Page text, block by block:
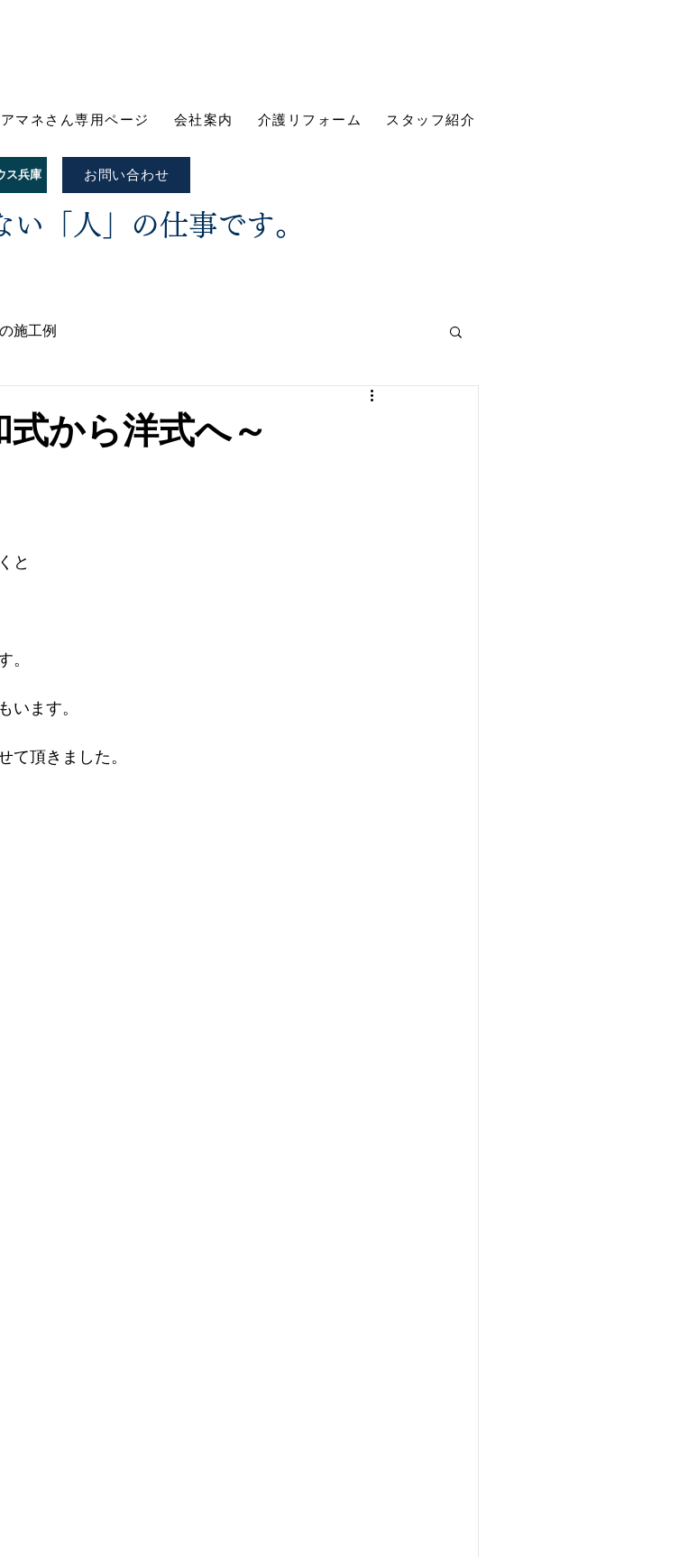
マネさん専用ページ 会社案内 介護リフォーム スタッフ紹介
ス兵庫 お問い合わせ
「人」の仕事です。
施工例
から洋式へ～
と
。
います。
て頂きました。